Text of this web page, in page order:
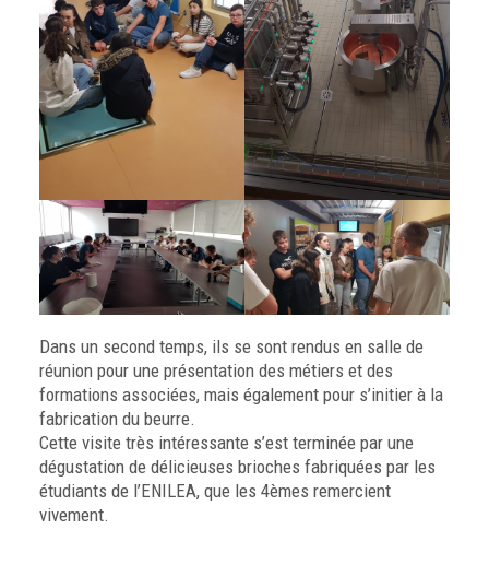
Dans un second temps, ils se sont rendus en salle de
réunion pour une présentation des métiers et des
formations associées, mais également pour s’initier à la
fabrication du beurre.
Cette visite très intéressante s’est terminée par une
dégustation de délicieuses brioches fabriquées par les
étudiants de l’ENILEA, que les 4èmes remercient
vivement.